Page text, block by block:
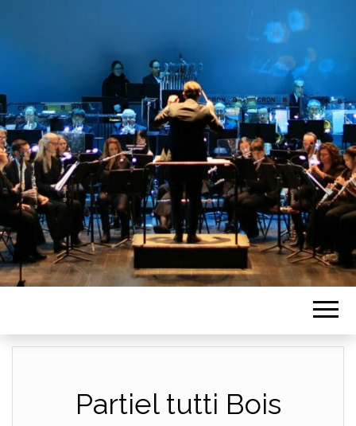
Partiel tutti Bois